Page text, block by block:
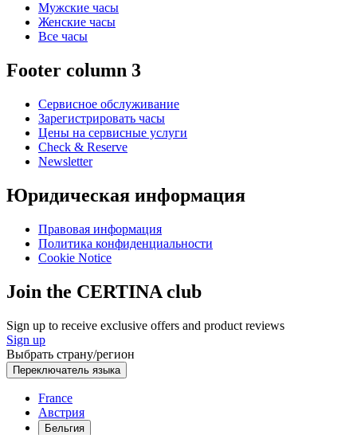
Мужские часы
Женские часы
Все часы
Footer column 3
Сервисное обслуживание
Зарегистрировать часы
Цены на сервисные услуги
Check & Reserve
Newsletter
Юридическая информация
Правовая информация
Политика конфиденциальности
Cookie Notice
Join the CERTINA club
Sign up to receive exclusive offers and product reviews
Sign up
Выбрать страну/регион
Переключатель языка
France
Австрия
Бельгия